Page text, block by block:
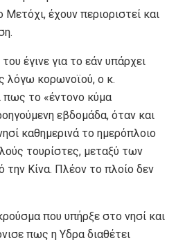
έχουν περιοριστεί και
έγινε για το εάν υπάρχει
λόγω κορωνοϊού, ο κ.
το «έντονο κύμα
εβδομάδα, όταν και
καθημερινά το ημερόπλοιο
τουρίστες, μεταξύ των
την Κίνα. Πλέον το πλοίο δεν
που υπήρξε στο νησί και
πως η Υδρα διαθέτει